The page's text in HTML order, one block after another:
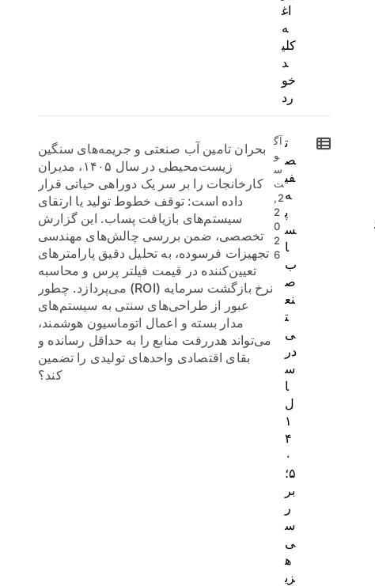
اغ
ه
کلی
د
خو
رد
ت
ص
فی
ه
پ
س
ا
ب
ص
نع
ت
ی
در
س
ا
ل
۱
۴
۰
۵؛
بر
ر
س
ی
ه
زی
آگ
و
س
ت
2,
2
0
2
6
بحران تامین آب صنعتی و جریمه‌های سنگین
زیست‌محیطی در سال ۱۴۰۵، مدیران
کارخانجات را بر سر یک دوراهی حیاتی قرار
داده است: توقف خطوط تولید یا ارتقای
سیستم‌های بازیافت پساب. این گزارش
تخصصی، ضمن بررسی چالش‌های مهندسی
تجهیزات فرسوده، به تحلیل دقیق پارامترهای
تعیین‌کننده در قیمت فیلتر پرس و محاسبه
نرخ بازگشت سرمایه (ROI) می‌پردازد. چطور
عبور از طراحی‌های سنتی به سیستم‌های
مدار بسته و اعمال اتوماسیون هوشمند،
می‌تواند هدررفت منابع را به حداقل رسانده و
بقای اقتصادی واحدهای تولیدی را تضمین
کند؟